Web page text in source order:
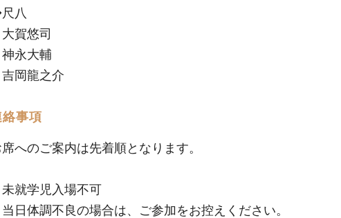
八​
賀悠司​
永大輔​
岡龍之介​
事項
へのご案内は先着順となります。
未就学児入場不可
当日体調不良の場合は、ご参加をお控えください。